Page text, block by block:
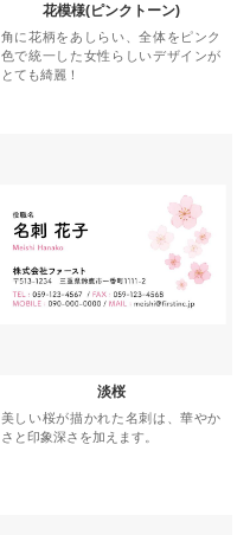
花模様(ピンクトーン)
角に花柄をあしらい、全体をピンク
色で統一した女性らしいデザインが
とても綺麗！
淡桜
美しい桜が描かれた名刺は、華やか
さと印象深さを加えます。